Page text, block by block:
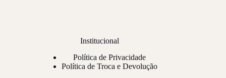
Institucional
Política de Privacidade
Política de Troca e Devolução